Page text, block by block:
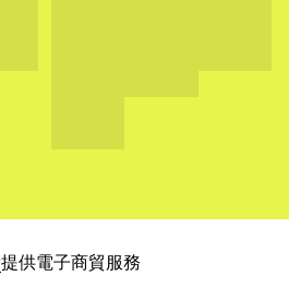
提供電子商貿服務